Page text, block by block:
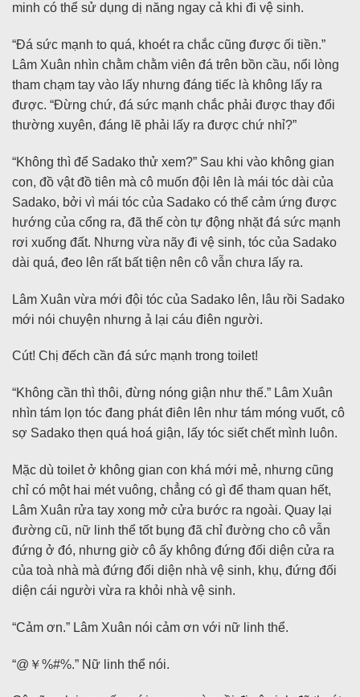
minh có thể sử dụng dị năng ngay cả khi đi vệ sinh.
“Đá sức mạnh to quá, khoét ra chắc cũng được ối tiền.”
Lâm Xuân nhìn chằm chằm viên đá trên bồn cầu, nổi lòng
tham chạm tay vào lấy nhưng đáng tiếc là không lấy ra
được. “Đừng chứ, đá sức mạnh chắc phải được thay đổi
thường xuyên, đáng lẽ phải lấy ra được chứ nhỉ?”
“Không thì để Sadako thử xem?” Sau khi vào không gian
con, đồ vật đồ tiên mà cô muốn đội lên là mái tóc dài của
Sadako, bởi vì mái tóc của Sadako có thể cảm ứng được
hướng của cổng ra, đã thế còn tự động nhặt đá sức mạnh
rơi xuống đất. Nhưng vừa nãy đi vệ sinh, tóc của Sadako
dài quá, đeo lên rất bất tiện nên cô vẫn chưa lấy ra.
Lâm Xuân vừa mới đội tóc của Sadako lên, lâu rồi Sadako
mới nói chuyện nhưng ả lại cáu điên người.
Cút! Chị đếch cần đá sức mạnh trong toilet!
“Không cần thì thôi, đừng nóng giận như thế.” Lâm Xuân
nhìn tám lọn tóc đang phát điên lên như tám móng vuốt, cô
sợ Sadako thẹn quá hoá giận, lấy tóc siết chết mình luôn.
Mặc dù toilet ở không gian con khá mới mẻ, nhưng cũng
chỉ có một hai mét vuông, chẳng có gì để tham quan hết,
Lâm Xuân rửa tay xong mở cửa bước ra ngoài. Quay lại
đường cũ, nữ linh thể tốt bụng đã chỉ đường cho cô vẫn
đứng ở đó, nhưng giờ cô ấy không đứng đối diện cửa ra
của toà nhà mà đứng đối diện nhà vệ sinh, khụ, đứng đối
diện cái người vừa ra khỏi nhà vệ sinh.
“Cảm ơn.” Lâm Xuân nói cảm ơn với nữ linh thể.
“@￥%#%.” Nữ linh thể nói.